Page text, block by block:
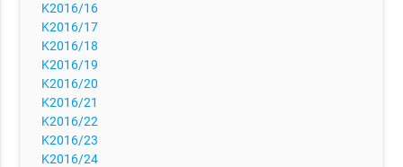
K2016/16
K2016/17
K2016/18
K2016/19
K2016/20
K2016/21
K2016/22
K2016/23
K2016/24